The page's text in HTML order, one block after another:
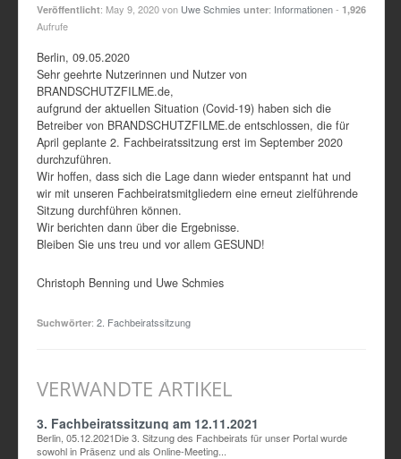
Veröffentlicht: May 9, 2020von Uwe Schmies unter: Informationen- 1,926
Aufrufe
Berlin, 09.05.2020
Sehr geehrte Nutzerinnen und Nutzer von
BRANDSCHUTZFILME.de,
aufgrund der aktuellen Situation (Covid-19) haben sich die
Betreiber von BRANDSCHUTZFILME.de entschlossen, die für
April geplante 2. Fachbeiratssitzung erst im September 2020
durchzuführen.
Wir hoffen, dass sich die Lage dann wieder entspannt hat und
wir mit unseren Fachbeiratsmitgliedern eine erneut zielführende
Sitzung durchführen können.
Wir berichten dann über die Ergebnisse.
Bleiben Sie uns treu und vor allem GESUND!
Christoph Benning und Uwe Schmies
Suchwörter: 2. Fachbeiratssitzung
VERWANDTE ARTIKEL
3. Fachbeiratssitzung am 12.11.2021
Berlin, 05.12.2021Die 3. Sitzung des Fachbeirats für unser Portal wurde
sowohl in Präsenz und als Online-Meeting...